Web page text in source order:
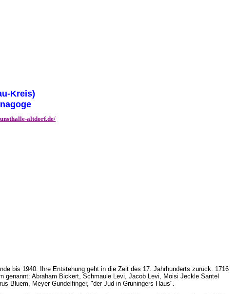
Kreis)
altdorf.de/
bis 1940. Ihre Entstehung geht in die Zeit des 17. Jahrhunderts zurück. 1716
genannt: Abraham Bickert, Schmaule Levi, Jacob Levi, Moisi Jeckle Santel
Bluem, Meyer Gundelfinger, "der Jud in Gruningers Haus".